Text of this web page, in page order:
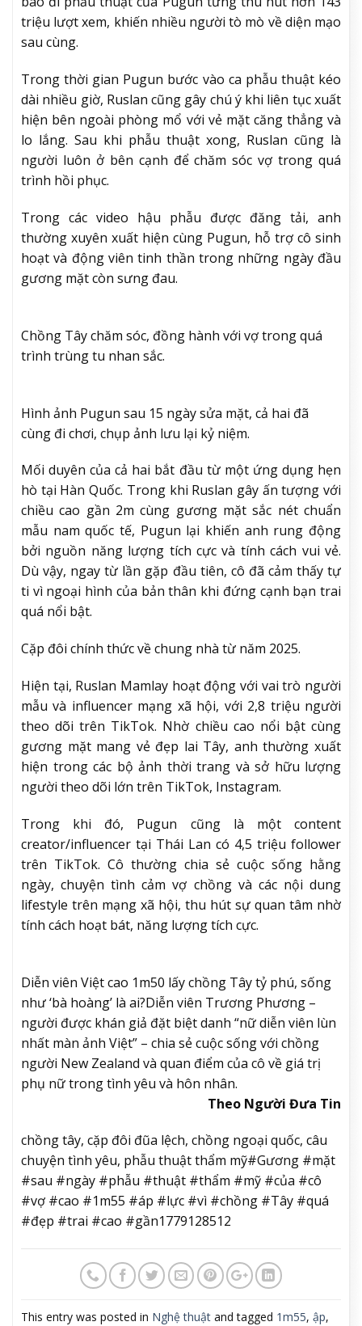
triệu lượt xem, khiến nhiều người tò mò về diện mạo
sau cùng.
Trong thời gian Pugun bước vào ca phẫu thuật kéo
dài nhiều giờ, Ruslan cũng gây chú ý khi liên tục xuất
hiện bên ngoài phòng mổ với vẻ mặt căng thẳng và
lo lắng. Sau khi phẫu thuật xong, Ruslan cũng là
người luôn ở bên cạnh để chăm sóc vợ trong quá
trình hồi phục.
Trong các video hậu phẫu được đăng tải, anh
thường xuyên xuất hiện cùng Pugun, hỗ trợ cô sinh
hoạt và động viên tinh thần trong những ngày đầu
gương mặt còn sưng đau.
Chồng Tây chăm sóc, đồng hành với vợ trong quá
trình trùng tu nhan sắc.
Hình ảnh Pugun sau 15 ngày sửa mặt, cả hai đã
cùng đi chơi, chụp ảnh lưu lại kỷ niệm.
Mối duyên của cả hai bắt đầu từ một ứng dụng hẹn
hò tại Hàn Quốc. Trong khi Ruslan gây ấn tượng với
chiều cao gần 2m cùng gương mặt sắc nét chuẩn
mẫu nam quốc tế, Pugun lại khiến anh rung động
bởi nguồn năng lượng tích cực và tính cách vui vẻ.
Dù vậy, ngay từ lần gặp đầu tiên, cô đã cảm thấy tự
ti vì ngoại hình của bản thân khi đứng cạnh bạn trai
quá nổi bật.
Cặp đôi chính thức về chung nhà từ năm 2025.
Hiện tại, Ruslan Mamlay hoạt động với vai trò người
mẫu và influencer mạng xã hội, với 2,8 triệu người
theo dõi trên TikTok. Nhờ chiều cao nổi bật cùng
gương mặt mang vẻ đẹp lai Tây, anh thường xuất
hiện trong các bộ ảnh thời trang và sở hữu lượng
người theo dõi lớn trên TikTok, Instagram.
Trong khi đó, Pugun cũng là một content
creator/influencer tại Thái Lan có 4,5 triệu follower
trên TikTok. Cô thường chia sẻ cuộc sống hằng
ngày, chuyện tình cảm vợ chồng và các nội dung
lifestyle trên mạng xã hội, thu hút sự quan tâm nhờ
tính cách hoạt bát, năng lượng tích cực.
Diễn viên Việt cao 1m50 lấy chồng Tây tỷ phú, sống
như ‘bà hoàng’ là ai?Diễn viên Trương Phương –
người được khán giả đặt biệt danh “nữ diễn viên lùn
nhất màn ảnh Việt” – chia sẻ cuộc sống với chồng
người New Zealand và quan điểm của cô về giá trị
phụ nữ trong tình yêu và hôn nhân.
Theo Người Đưa Tin
chồng tây, cặp đôi đũa lệch, chồng ngoại quốc, câu
chuyện tình yêu, phẫu thuật thẩm mỹ#Gương #mặt
#sau #ngày #phẫu #thuật #thẩm #mỹ #của #cô
#vợ #cao #1m55 #áp #lực #vì #chồng #Tây #quá
#đẹp #trai #cao #gần1779128512
This entry was posted in Nghệ thuật and tagged 1m55, ập,